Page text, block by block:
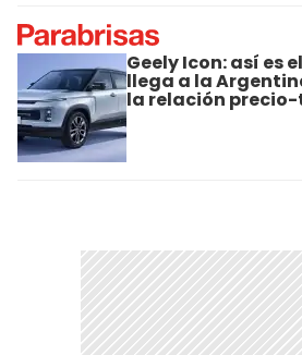
Geely Icon: así es
llega a la
la relación